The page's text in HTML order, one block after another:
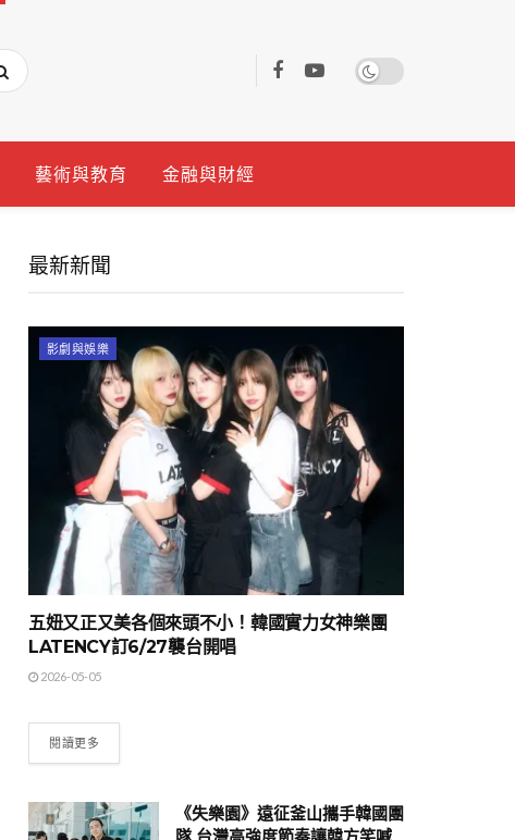
藝術與教育 金融與財經
最新新聞
影劇與娛樂
五妞又正又美各個來頭不小！韓國實力女神樂團
LATENCY訂6/27襲台開唱
2026-05-05
閱讀更多
《失樂園》遠征釜山攜手韓國團
隊 台灣高強度節奏讓韓方笑喊